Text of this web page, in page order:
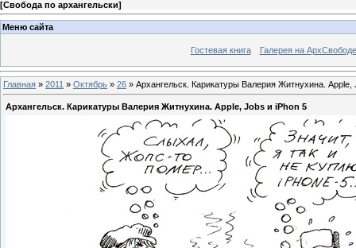
[Свобода по архангельски]
Меню сайта
Гостевая книга Галерея на АрхСвободе
Главная » 2011 » Октябрь » 26 » Архангельск. Карикатуры Валерия Житнухина. Apple,
Архангельск. Карикатуры Валерия Житнухина. Apple, Jobs и iPhon 5